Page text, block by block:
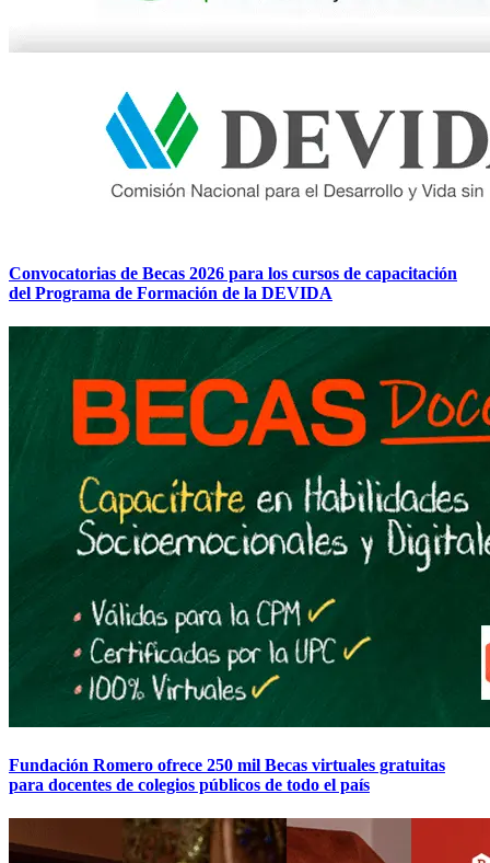
Convocatorias de Becas 2026 para los cursos de capacitación
del Programa de Formación de la DEVIDA
Fundación Romero ofrece 250 mil Becas virtuales gratuitas
para docentes de colegios públicos de todo el país